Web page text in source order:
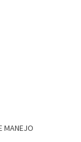
MANEJO